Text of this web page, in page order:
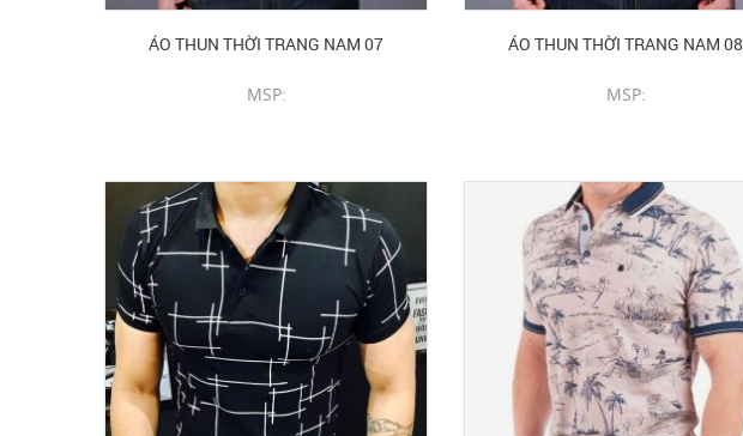
ÁO THUN THỜI TRANG NAM 07
MSP:
ÁO THUN THỜI TRANG NAM 08
MSP: